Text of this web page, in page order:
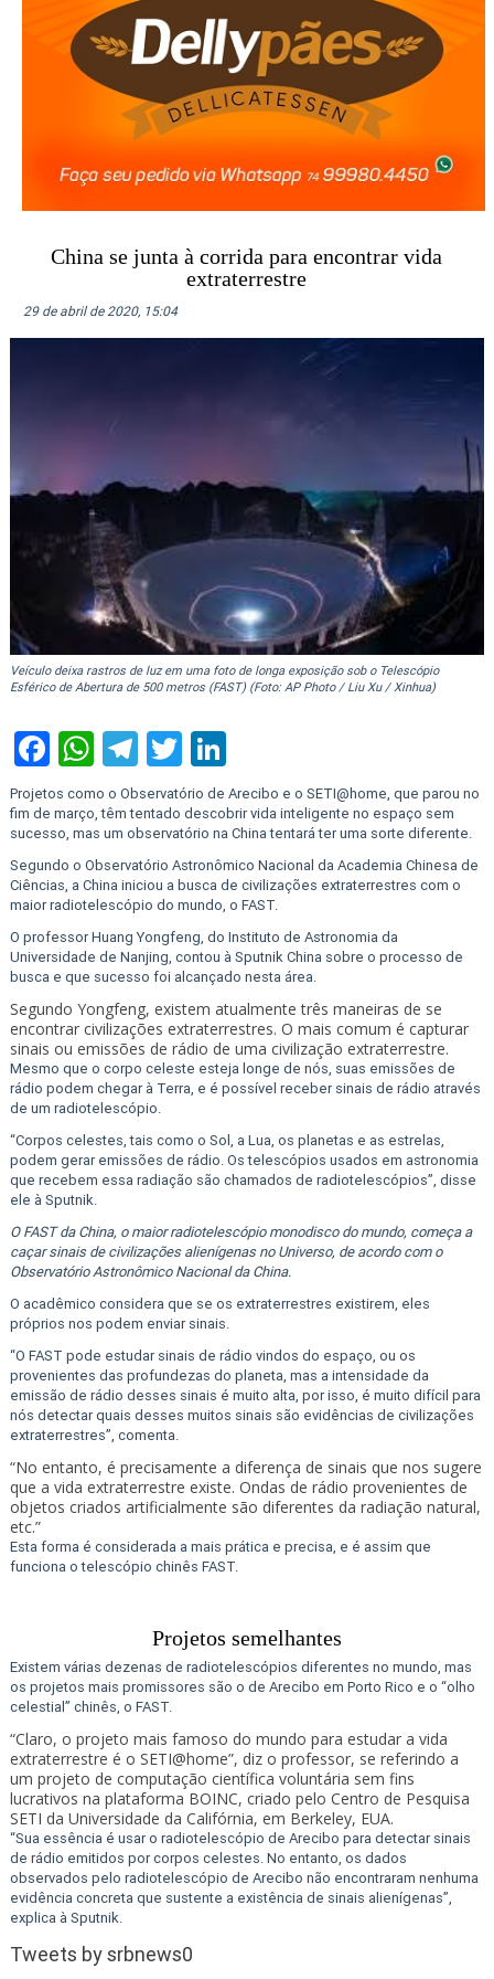
China se junta à corrida para encontrar vida
extraterrestre
29 de abril de 2020, 15:04
Veículo deixa rastros de luz em uma foto de longa exposição sob o Telescópio
Esférico de Abertura de 500 metros (FAST) (Foto: AP Photo / Liu Xu / Xinhua)
Facebook
WhatsApp
Telegram
Twitter
LinkedIn
Projetos como o Observatório de Arecibo e o SETI@home, que parou no
fim de março, têm tentado descobrir vida inteligente no espaço sem
sucesso, mas um observatório na China tentará ter uma sorte diferente.
Segundo o Observatório Astronômico Nacional da Academia Chinesa de
Ciências, a China iniciou a busca de civilizações extraterrestres com o
maior radiotelescópio do mundo, o FAST.
O professor Huang Yongfeng, do Instituto de Astronomia da
Universidade de Nanjing, contou à Sputnik China sobre o processo de
busca e que sucesso foi alcançado nesta área.
Segundo Yongfeng, existem atualmente três maneiras de se
encontrar civilizações extraterrestres. O mais comum é capturar
sinais ou emissões de rádio de uma civilização extraterrestre.
Mesmo que o corpo celeste esteja longe de nós, suas emissões de
rádio podem chegar à Terra, e é possível receber sinais de rádio através
de um radiotelescópio.
“Corpos celestes, tais como o Sol, a Lua, os planetas e as estrelas,
podem gerar emissões de rádio. Os telescópios usados em astronomia
que recebem essa radiação são chamados de radiotelescópios”, disse
ele à Sputnik.
​O FAST da China, o maior radiotelescópio monodisco do mundo, começa a
caçar sinais de civilizações alienígenas no Universo, de acordo com o
Observatório Astronômico Nacional da China.
O acadêmico considera que se os extraterrestres existirem, eles
próprios nos podem enviar sinais.
“O FAST pode estudar sinais de rádio vindos do espaço, ou os
provenientes das profundezas do planeta, mas a intensidade da
emissão de rádio desses sinais é muito alta, por isso, é muito difícil para
nós detectar quais desses muitos sinais são evidências de civilizações
extraterrestres”, comenta.
“No entanto, é precisamente a diferença de sinais que nos sugere
que a vida extraterrestre existe. Ondas de rádio provenientes de
objetos criados artificialmente são diferentes da radiação natural,
etc.”
Esta forma é considerada a mais prática e precisa, e é assim que
funciona o telescópio chinês FAST.
Projetos semelhantes
Existem várias dezenas de radiotelescópios diferentes no mundo, mas
os projetos mais promissores são o de Arecibo em Porto Rico e o “olho
celestial” chinês, o FAST.
“Claro, o projeto mais famoso do mundo para estudar a vida
extraterrestre é o SETI@home”, diz o professor, se referindo a
um projeto de computação científica voluntária sem fins
lucrativos na plataforma BOINC, criado pelo Centro de Pesquisa
SETI da Universidade da Califórnia, em Berkeley, EUA.
“Sua essência é usar o radiotelescópio de Arecibo para detectar sinais
de rádio emitidos por corpos celestes. No entanto, os dados
observados pelo radiotelescópio de Arecibo não encontraram nenhuma
evidência concreta que sustente a existência de sinais alienígenas”,
explica à Sputnik.
Tweets by srbnews0